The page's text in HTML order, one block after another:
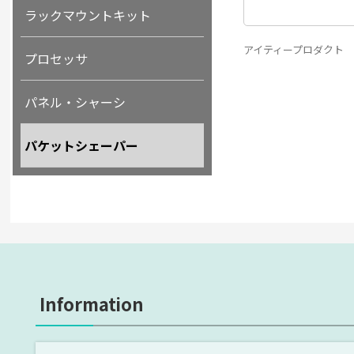
アイティープロダクト
ラックマウントキット
プロセッサ
パネル・シャーシ
パケットシェーパー
Information